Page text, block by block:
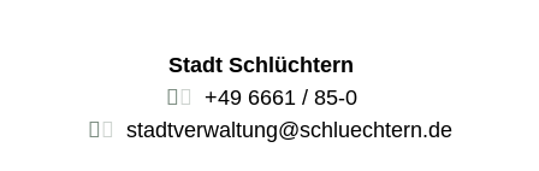
Stadt Schlüchtern
+49 6661 / 85-0
stadtverwaltung@schluechtern.de